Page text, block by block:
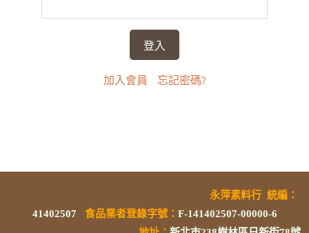
加入會員 忘記密碼?
永萍素料行 統編 ：
41402507
食品業者登錄字號： F-141402507-00000-6